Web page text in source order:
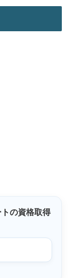
の資格取得